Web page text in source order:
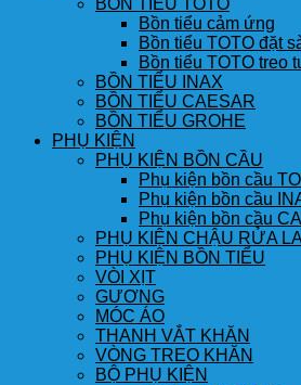
BỒN TIỂU TOTO
Bồn tiểu cảm ứng
Bồn tiểu TOTO đặt
Bồn tiểu TOTO treo
BỒN TIỂU INAX
BỒN TIỂU CAESAR
BỒN TIỂU GROHE
PHỤ KIỆN
PHỤ KIỆN BỒN CẦU
Phụ kiện bồn cầu
Phụ kiện bồn cầu
Phụ kiện bồn cầu
PHỤ KIỆN CHẬU RỬA
PHỤ KIỆN BỒN TIỂU
VÒI XỊT
GƯƠNG
MÓC ÁO
THANH VẮT KHĂN
VÒNG TREO KHĂN
BỘ PHỤ KIỆN